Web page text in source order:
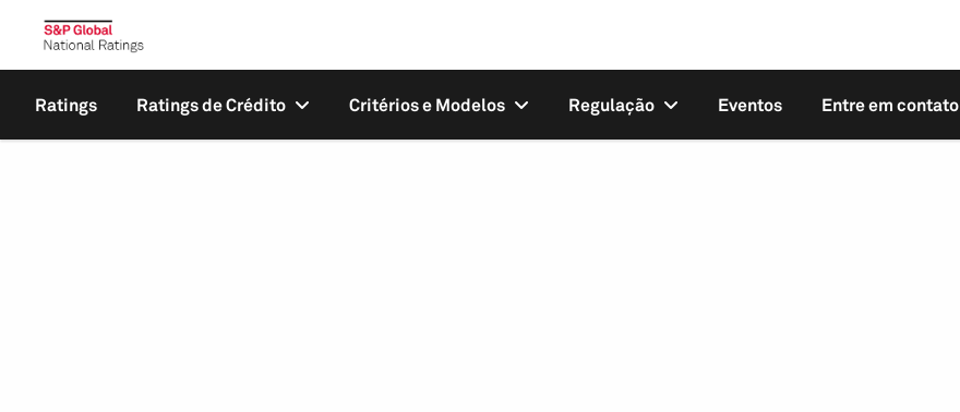
Ratings Ratings de Crédito Critérios e Modelos Regulação Eventos Entre em contato